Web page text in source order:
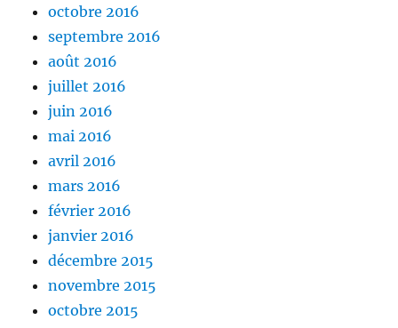
octobre 2016
septembre 2016
août 2016
juillet 2016
juin 2016
mai 2016
avril 2016
mars 2016
février 2016
janvier 2016
décembre 2015
novembre 2015
octobre 2015